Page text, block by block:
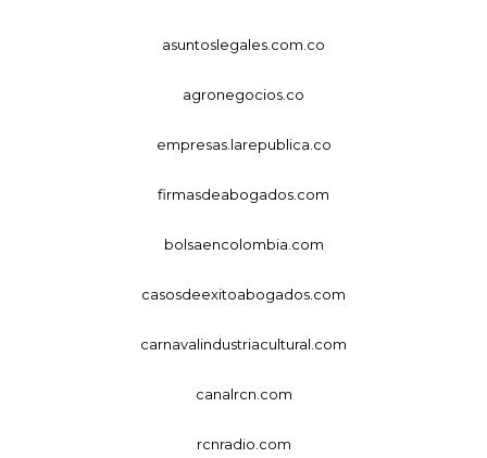
asuntoslegales.com.co
agronegocios.co
empresas.larepublica.co
firmasdeabogados.com
bolsaencolombia.com
casosdeexitoabogados.com
carnavalindustriacultural.com
canalrcn.com
rcnradio.com